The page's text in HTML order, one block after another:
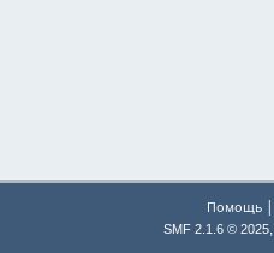
Помощь|
SMF 2.1.6 © 2025,